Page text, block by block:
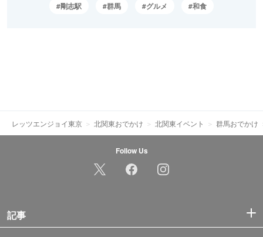
剛志駅 群馬 グルメ 和食
レッツエンジョイ東京 北関東おでかけ 北関東イベント 群馬おでかけ
Follow Us
記事